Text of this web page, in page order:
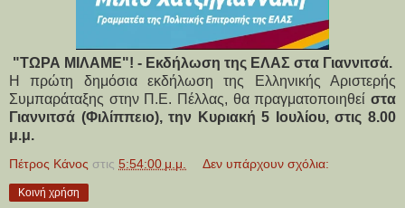
"ΤΩΡΑ ΜΙΛΑΜΕ"! - Εκδήλωση της ΕΛΑΣ στα Γιαννιτσά.
Η πρώτη δημόσια εκδήλωση της Ελληνικής Αριστερής
Συμπαράταξης στην Π.Ε. Πέλλας, θα πραγματοποιηθεί στα
Γιαννιτσά (Φιλίππειο), την Κυριακή 5 Ιουλίου, στις 8.00
μ.μ.
Πέτρος Κάνος στις 5:54:00 μ.μ. Δεν υπάρχουν σχόλια:
Κοινή χρήση